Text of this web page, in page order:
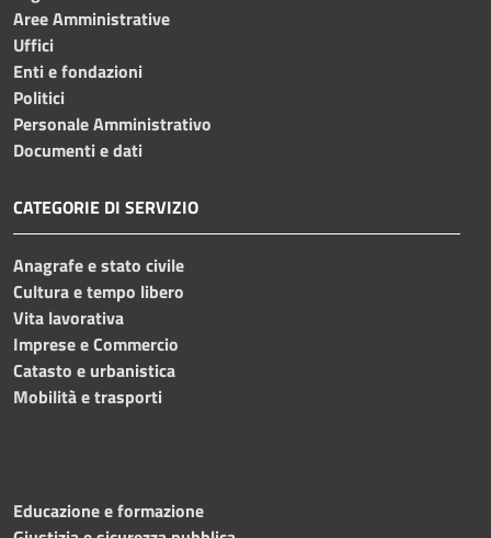
Aree Amministrative
Uffici
Enti e fondazioni
Politici
Personale Amministrativo
Documenti e dati
CATEGORIE DI SERVIZIO
Anagrafe e stato civile
Cultura e tempo libero
Vita lavorativa
Imprese e Commercio
Catasto e urbanistica
Mobilità e trasporti
Educazione e formazione